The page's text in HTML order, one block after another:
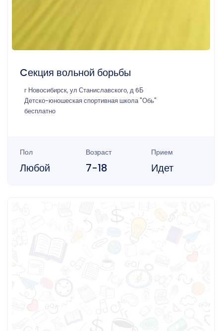
Cекция вольной борьбы
г Новосибирск, ул Станиславского, д 6Б
Детско-юношеская спортивная школа "Обь"
бесплатно
Пол
Любой
Возраст
7-18
Прием
Идет